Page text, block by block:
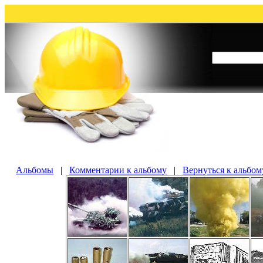
Альбомы | Комментарии к альбому | Вернуться к